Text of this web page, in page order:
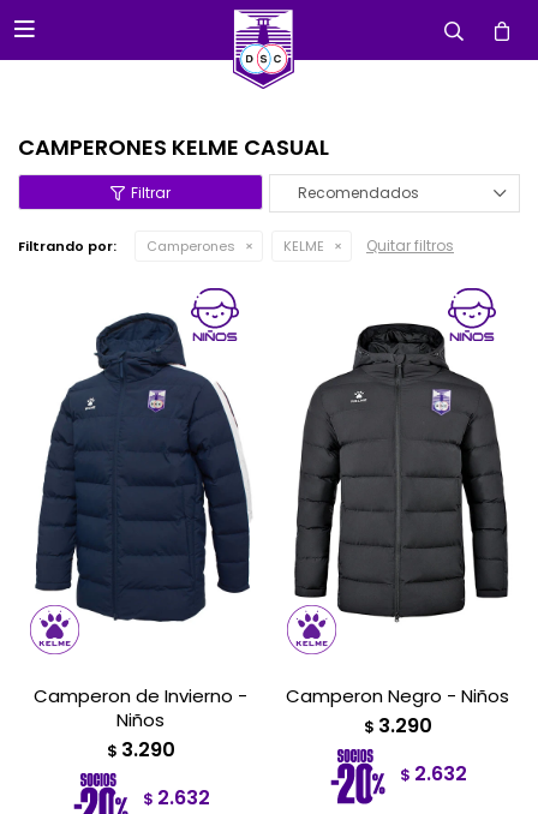

CAMPERONES KELME CASUAL
Recomendados
Filtrando por: Camperones KELME Quitar filtros
Camperon de Invierno -
Niños
$ 3.290
$ 2.632
Camperon Negro - Niños
$ 3.290
$ 2.632